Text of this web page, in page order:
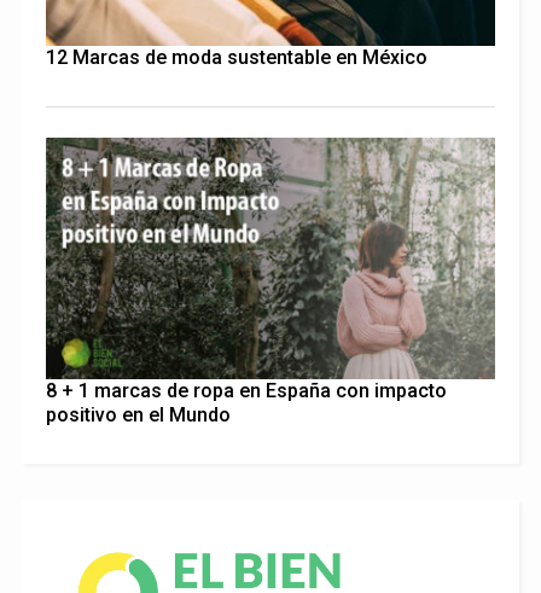
12 Marcas de moda sustentable en México
8 + 1 marcas de ropa en España con impacto
positivo en el Mundo